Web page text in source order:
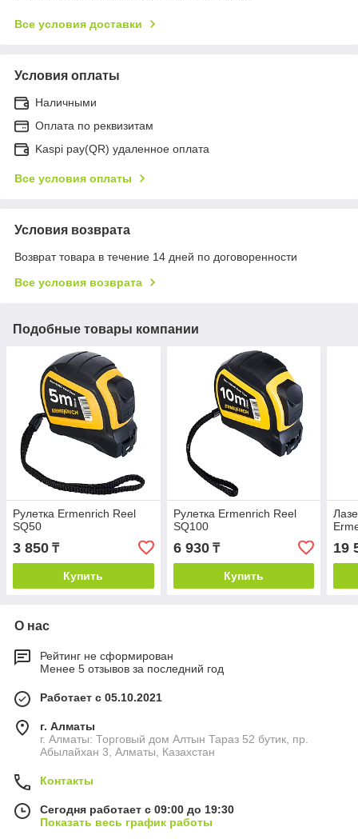
Все условия доставки
Условия оплаты
Наличными
Оплата по реквизитам
Kaspi pay(QR) удаленное оплата
Все условия оплаты
Условия возврата
Возврат товара в течение 14 дней по договоренности
Все условия возврата
Подобные товары компании
Рулетка Ermenrich Reel
SQ50
3 850 ₸
Купить
Рулетка Ermenrich Reel
SQ100
6 930₸
Купить
19
О нас
Рейтинг не сформирован
Менее 5 отзывов за последний год
Работает с 05.10.2021
г. Алматы
г. Алматы: Торговый дом Алтын Тараз 52 бутик, пр.
Абылайхан 3, Алматы, Казахстан
Контакты
Сегодня работает с 09:00 до 19:30
Показать весь график работы